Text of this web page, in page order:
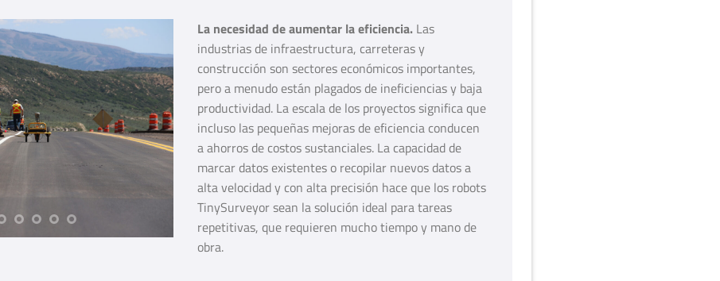
La necesidad de aumentar la eficiencia. Las
industrias de infraestructura, carreteras y
construcción son sectores económicos importantes,
pero a menudo están plagados de ineficiencias y baja
productividad. La escala de los proyectos significa que
incluso las pequeñas mejoras de eficiencia conducen
a ahorros de costos sustanciales. La capacidad de
marcar datos existentes o recopilar nuevos datos a
alta velocidad y con alta precisión hace que los robots
TinySurveyor sean la solución ideal para tareas
repetitivas, que requieren mucho tiempo y mano de
obra.